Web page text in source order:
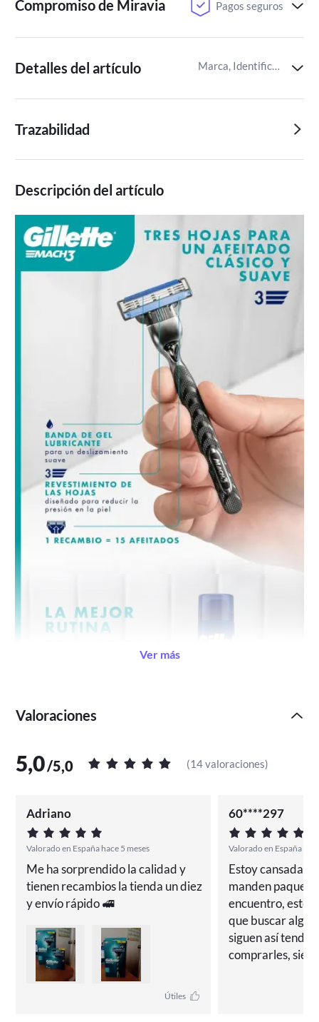
Compromiso de Miravia Pagos seguros
Detalles del artículo Marca, Identificador del artículo de Miravia
Trazabilidad
Descripción del artículo
Ver más
Valoraciones
5,0/5,0 (14 valoraciones)
Adriano
Valorado en España hace 5 meses
Me ha sorprendido la calidad y
tienen recambios la tienda un diez
y envío rápido 🚅
Útiles
60****297
Valorado en España
Estoy cansada
manden
encuentro,
que buscar
siguen así
comprarles,